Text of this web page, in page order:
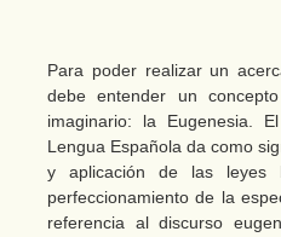
Para poder realizar un
debe entender un
imaginario: la Eugenesia.
Lengua Española da como
y aplicación de las leyes
perfeccionamiento de la
referencia al discurso